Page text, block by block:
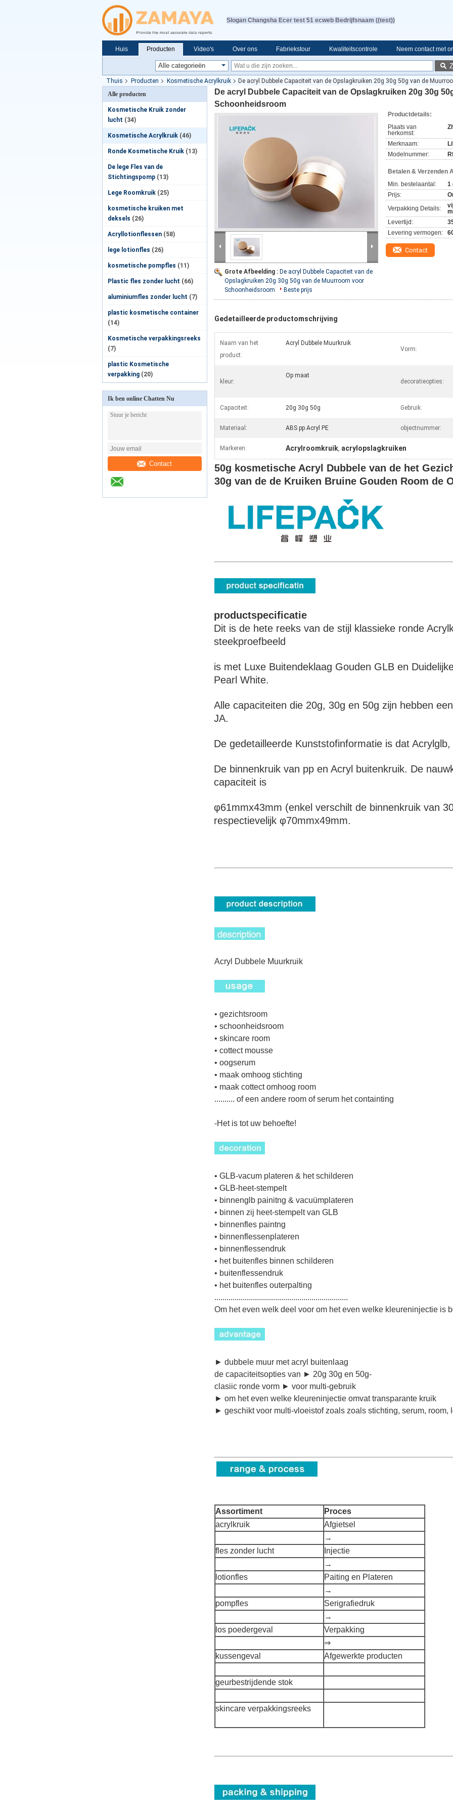
Slogan Changsha Ecer test 51 ecweb Bedrijfsnaam ((test))
Huis Producten Video's Over ons Fabriekstour Kwaliteitscontrole Neem contact met
Thuis Producten Kosmetische Acrylkruik
De acryl Dubbele Capaciteit van de Opslagkruiken 20g 30g 50g van de
Alle producten
Kosmetische Kruik zonder
lucht (34)
Kosmetische Acrylkruik (46)
Ronde Kosmetische Kruik (13)
De lege Fles van de
Stichtingspomp (13)
Lege Roomkruik (25)
kosmetische kruiken met
deksels (26)
Acryllotionflessen (58)
lege lotionfles (26)
kosmetische pompfles (11)
Plastic fles zonder lucht (66)
aluminiumfles zonder lucht (7)
plastic kosmetische container
(14)
Kosmetische verpakkingsreeks
(7)
plastic Kosmetische
verpakking (20)
Ik ben online Chatten Nu
Contact
De acryl Dubbele Capaciteit van de Opslagkruiken 20g 30g
Schoonheidsroom
Grote Afbeelding : De acryl Dubbele Capaciteit van de
Opslagkruiken 20g 30g 50g van de Muurroom voor
Schoonheidsroom
Beste prijs
Productdetails:
Plaats van
herkomst:
Merknaam:
Modelnummer:
Betalen & Verzenden
Min. bestelaantal:
1
Prijs:
Verpakking Details:
Levertijd:
Levering vermogen:
Contact
Gedetailleerde productomschrijving
Naam van het
product:
Acryl Dubbele Muurkruik
Vorm:
kleur:
Op maat
decoratieopties:
Capaciteit: 20g 30g 50g Gebruik:
Materiaal: ABS pp Acryl PE objectnummer:
Markeren: Acrylroomkruik, acrylopslagkruiken
50g kosmetische Acryl Dubbele van de het
30g van de de Kruiken Bruine Gouden Room de
productspecificatie
Dit is de hete reeks van de stijl klassieke ronde
steekproefbeeld
is met Luxe Buitendeklaag Gouden GLB en
Pearl White.
Alle capaciteiten die 20g, 30g en 50g zijn hebben
JA.
De gedetailleerde Kunststofinformatie is dat
De binnenkruik van pp en Acryl buitenkruik. De
capaciteit is
φ61mmx43mm (enkel verschilt de binnenkruik van
respectievelijk φ70mmx49mm.
Acryl Dubbele Muurkruik
• gezichtsroom
• schoonheidsroom
• skincare room
• cottect mousse
• oogserum
• maak omhoog stichting
• maak cottect omhoog room
.......... of een andere room of serum het containting
-Het is tot uw behoefte!
• GLB-vacum plateren & het schilderen
• GLB-heet-stempelt
• binnenglb painitng & vacuümplateren
• binnen zij heet-stempelt van GLB
• binnenfles paintng
• binnenflessenplateren
• binnenflessendruk
• het buitenfles binnen schilderen
• buitenflessendruk
• het buitenfles outerpalting
..................................................................
Om het even welk deel voor om het even welke kleureninjectie is
► dubbele muur met acryl buitenlaag
de capaciteitsopties van ► 20g 30g en 50g-
clasiic ronde vorm ► voor multi-gebruik
► om het even welke kleureninjectie omvat transparante kruik
► geschikt voor multi-vloeistof zoals zoals stichting, serum, room,
Assortiment
Proces
acrylkruik
Afgietsel
→
fles zonder lucht
Injectie
→
lotionfles
Paiting en Plateren
→
pompfles
Serigrafiedruk
→
los poedergeval
Verpakking
⇒
kussengeval
Afgewerkte producten
geurbestrijdende stok
skincare verpakkingsreeks